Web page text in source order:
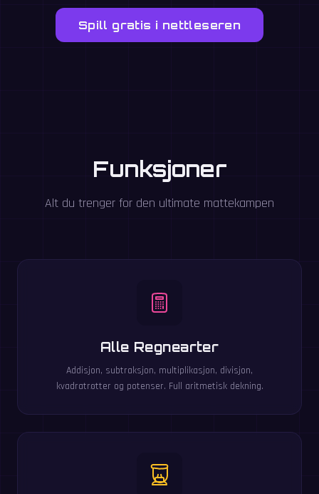
Spill gratis i nettleseren
Funksjoner
Alt du trenger for den ultimate mattekampen
Alle Regnearter
Addisjon, subtraksjon, multiplikasjon, divisjon,
kvadratrøtter og potenser. Full aritmetisk dekning.